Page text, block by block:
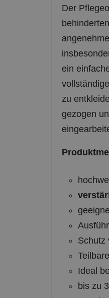
Der
ein
zu
gezogen
Schutz
Ideal
bis zu